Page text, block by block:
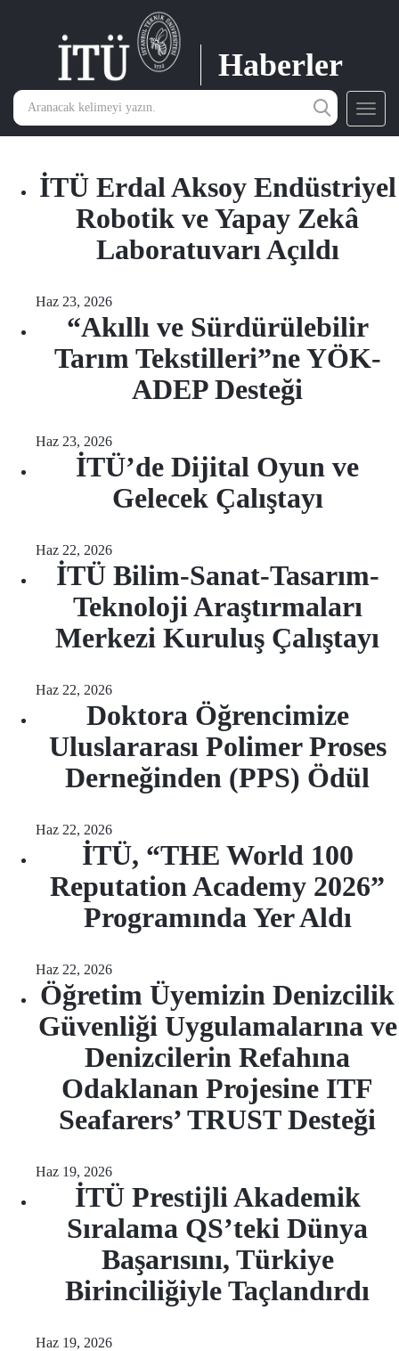
Haberler
İTÜ Erdal Aksoy Endüstriyel
Robotik ve Yapay Zekâ
Laboratuvarı Açıldı
Haz 23, 2026
“Akıllı ve Sürdürülebilir
Tarım Tekstilleri”ne YÖK-
ADEP Desteği
Haz 23, 2026
İTÜ’de Dijital Oyun ve
Gelecek Çalıştayı
Haz 22, 2026
İTÜ Bilim-Sanat-Tasarım-
Teknoloji Araştırmaları
Merkezi Kuruluş Çalıştayı
Haz 22, 2026
Doktora Öğrencimize
Uluslararası Polimer Proses
Derneğinden (PPS) Ödül
Haz 22, 2026
İTÜ, “THE World 100
Reputation Academy 2026”
Programında Yer Aldı
Haz 22, 2026
Öğretim Üyemizin Denizcilik
Güvenliği Uygulamalarına ve
Denizcilerin Refahına
Odaklanan Projesine ITF
Seafarers’ TRUST Desteği
Haz 19, 2026
İTÜ Prestijli Akademik
Sıralama QS’teki Dünya
Başarısını, Türkiye
Birinciliğiyle Taçlandırdı
Haz 19, 2026